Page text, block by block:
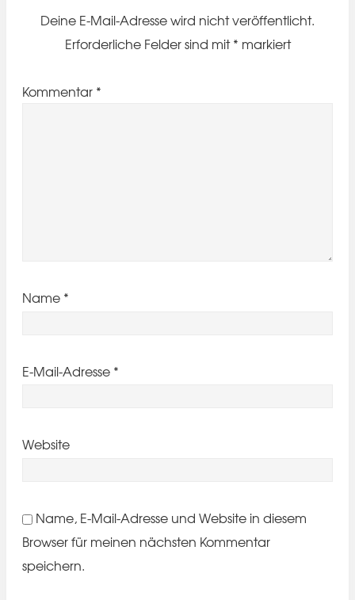
Deine E-Mail-Adresse wird nicht veröffentlicht.
Erforderliche Felder sind mit* markiert
Kommentar *
Name *
E-Mail-Adresse *
Website
Name, E-Mail-Adresse und Website in diesem
Browser für meinen nächsten Kommentar
speichern.